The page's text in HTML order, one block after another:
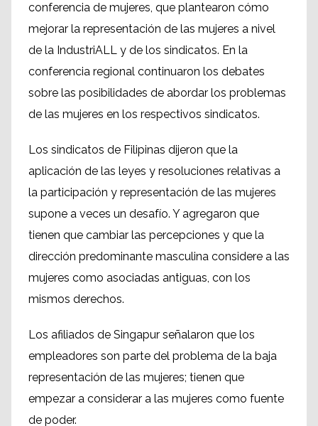
conferencia de mujeres, que plantearon cómo
mejorar la representación de las mujeres a nivel
de la IndustriALL y de los sindicatos. En la
conferencia regional continuaron los debates
sobre las posibilidades de abordar los problemas
de las mujeres en los respectivos sindicatos.
Los sindicatos de Filipinas dijeron que la
aplicación de las leyes y resoluciones relativas a
la participación y representación de las mujeres
supone a veces un desafío. Y agregaron que
tienen que cambiar las percepciones y que la
dirección predominante masculina considere a las
mujeres como asociadas antiguas, con los
mismos derechos.
Los afiliados de Singapur señalaron que los
empleadores son parte del problema de la baja
representación de las mujeres; tienen que
empezar a considerar a las mujeres como fuente
de poder.